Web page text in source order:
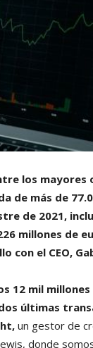
los
de más de
de 2021,
millones de
con el CEO,
12 mil
últimas
un gestor de
donde